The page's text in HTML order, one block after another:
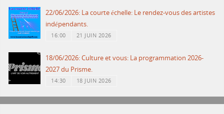
22/06/2026: La courte échelle: Le rendez-vous des artistes
indépendants.
16:00 21 JUIN 2026
18/06/2026: Culture et vous: La programmation 2026-
2027 du Prisme.
14:30 18 JUIN 2026